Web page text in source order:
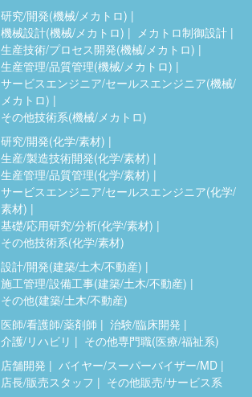
研究/開発(機械/メカトロ)
機械設計(機械/メカトロ)
メカトロ制御設計
生産技術/プロセス開発(機械/メカトロ)
生産管理/品質管理(機械/メカトロ)
サービスエンジニア/セールスエンジニア(機械/
メカトロ)
その他技術系(機械/メカトロ)
研究/開発(化学/素材)
生産/製造技術開発(化学/素材)
生産管理/品質管理(化学/素材)
サービスエンジニア/セールスエンジニア(化学/
素材)
基礎/応用研究/分析(化学/素材)
その他技術系(化学/素材)
設計/開発(建築/土木/不動産)
施工管理/設備工事(建築/土木/不動産)
その他(建築/土木/不動産)
医師/看護師/薬剤師
治験/臨床開発
介護/リハビリ
その他専門職(医療/福祉系)
店舗開発
バイヤー/スーパーバイザー/MD
店長/販売スタッフ
その他販売/サービス系